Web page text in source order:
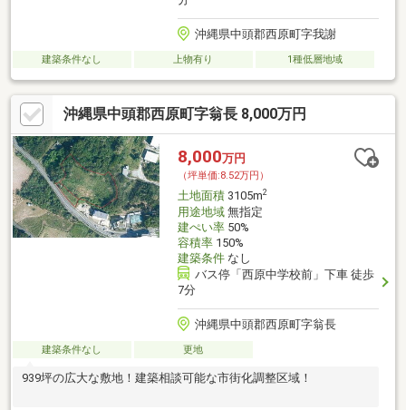
沖縄県中頭郡西原町字我謝
建築条件なし 上物有り 1種低層地域
沖縄県中頭郡西原町字翁長 8,000万円
8,000万円
（坪単価:8.52万円）
土地面積3105m2
用途地域無指定
建ぺい率50%
容積率150%
建築条件なし
バス停「西原中学校前」下車 徒歩
7分
沖縄県中頭郡西原町字翁長
建築条件なし 更地
939坪の広大な敷地！建築相談可能な市街化調整区域！